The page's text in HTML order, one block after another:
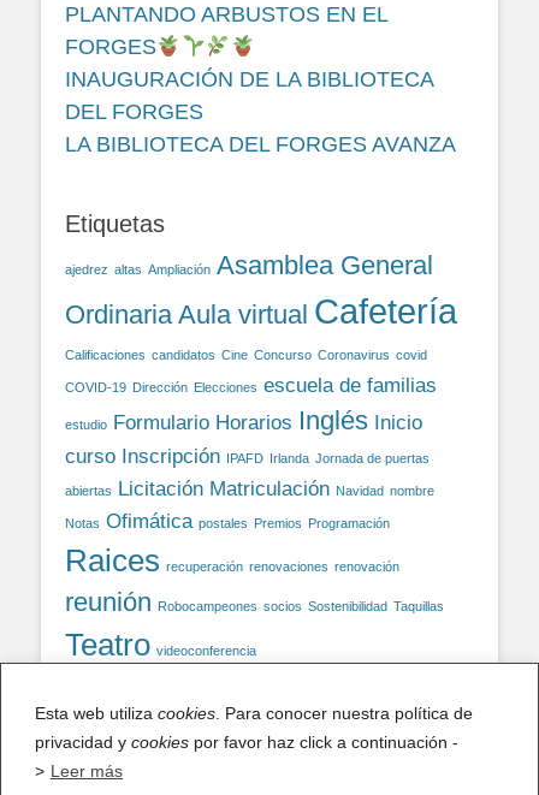
Esta web utiliza cookies . Para conocer nuestra política de
privacidad y cookies por favor haz click a continuación -
> Leer más
PLANTANDO ARBUSTOS EN EL
FORGES
INAUGURACIÓN DE LA BIBLIOTECA
DEL FORGES
LA BIBLIOTECA DEL FORGES AVANZA
Etiquetas
ajedrez altas Ampliación Asamblea General
Ordinaria Aula virtual Cafetería
Calificaciones candidatos Cine Concurso Coronavirus covid
COVID-19 Dirección Elecciones escuela de familias
estudio Formulario Horarios Inglés Inicio
curso Inscripción IPAFD Irlanda Jornada de puertas
abiertas Licitación Matriculación Navidad nombre
Notas Ofimática postales Premios Programación
Raices recuperación renovaciones renovación
reunión Robocampeones socios Sostenibilidad Taquillas
Teatro videoconferencia
Facebook